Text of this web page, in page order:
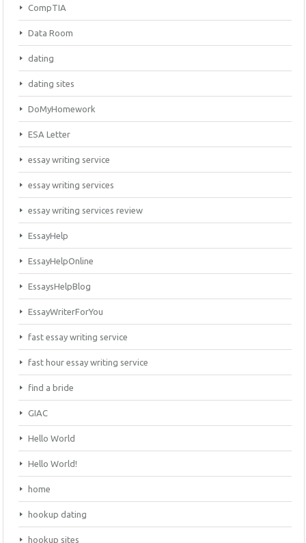
CompTIA
Data Room
dating
dating sites
DoMyHomework
ESA Letter
essay writing service
essay writing services
essay writing services review
EssayHelp
EssayHelpOnline
EssaysHelpBlog
EssayWriterForYou
fast essay writing service
fast hour essay writing service
find a bride
GIAC
Hello World
Hello World!
home
hookup dating
hookup sites